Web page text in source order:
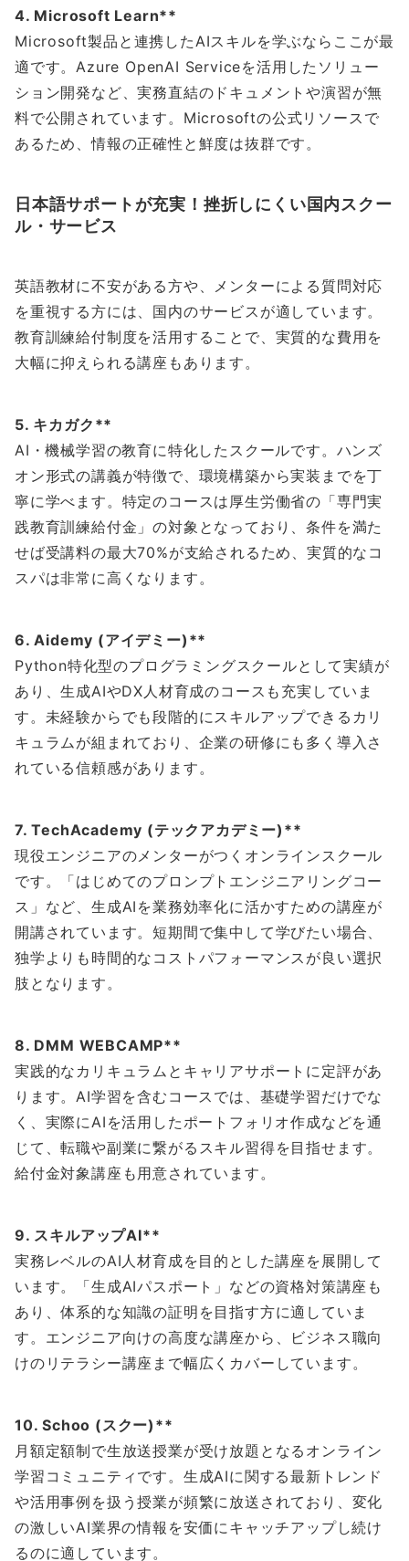
4. Microsoft Learn**
Microsoft製品と連携したAIスキルを学ぶならここが最
適です。Azure OpenAI Serviceを活用したソリュー
ション開発など、実務直結のドキュメントや演習が無
料で公開されています。Microsoftの公式リソースで
あるため、情報の正確性と鮮度は抜群です。
日本語サポートが充実！挫折しにくい国内スクー
ル・サービス
英語教材に不安がある方や、メンターによる質問対応
を重視する方には、国内のサービスが適しています。
教育訓練給付制度を活用することで、実質的な費用を
大幅に抑えられる講座もあります。
5. キカガク**
AI・機械学習の教育に特化したスクールです。ハンズ
オン形式の講義が特徴で、環境構築から実装までを丁
寧に学べます。特定のコースは厚生労働省の「専門実
践教育訓練給付金」の対象となっており、条件を満た
せば受講料の最大70%が支給されるため、実質的なコ
スパは非常に高くなります。
6. Aidemy (アイデミー)**
Python特化型のプログラミングスクールとして実績が
あり、生成AIやDX人材育成のコースも充実していま
す。未経験からでも段階的にスキルアップできるカリ
キュラムが組まれており、企業の研修にも多く導入さ
れている信頼感があります。
7. TechAcademy (テックアカデミー)**
現役エンジニアのメンターがつくオンラインスクール
です。「はじめてのプロンプトエンジニアリングコー
ス」など、生成AIを業務効率化に活かすための講座が
開講されています。短期間で集中して学びたい場合、
独学よりも時間的なコストパフォーマンスが良い選択
肢となります。
8. DMM WEBCAMP**
実践的なカリキュラムとキャリアサポートに定評があ
ります。AI学習を含むコースでは、基礎学習だけでな
く、実際にAIを活用したポートフォリオ作成などを通
じて、転職や副業に繋がるスキル習得を目指せます。
給付金対象講座も用意されています。
9. スキルアップAI**
実務レベルのAI人材育成を目的とした講座を展開して
います。「生成AIパスポート」などの資格対策講座も
あり、体系的な知識の証明を目指す方に適していま
す。エンジニア向けの高度な講座から、ビジネス職向
けのリテラシー講座まで幅広くカバーしています。
10. Schoo (スクー)**
月額定額制で生放送授業が受け放題となるオンライン
学習コミュニティです。生成AIに関する最新トレンド
や活用事例を扱う授業が頻繁に放送されており、変化
の激しいAI業界の情報を安価にキャッチアップし続け
るのに適しています。